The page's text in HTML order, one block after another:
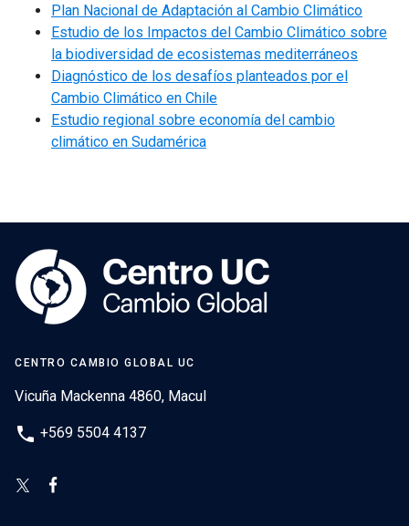
Plan Nacional de Adaptación al Cambio Climático
Estudio de los Impactos del Cambio Climático sobre
la biodiversidad de ecosistemas mediterráneos
Diagnóstico de los desafíos planteados por el
Cambio Climático en Chile
Estudio regional sobre economía del cambio
climático en Sudamérica
CENTRO CAMBIO GLOBAL UC
Vicuña Mackenna 4860, Macul
phone +569 5504 4137